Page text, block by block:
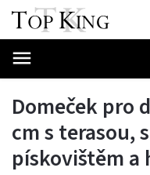
Domeček pro
cm s terasou,
pískovištěm a